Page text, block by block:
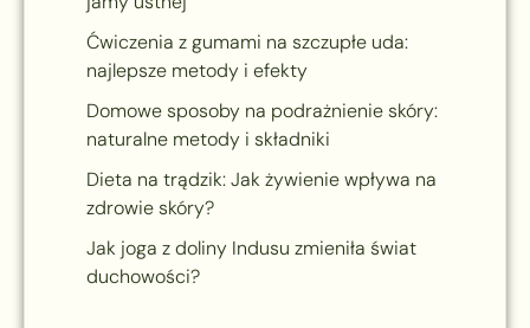
Ćwiczenia z gumami na szczupłe uda:
najlepsze metody i efekty
Domowe sposoby na podrażnienie skóry:
naturalne metody i składniki
Dieta na trądzik: Jak żywienie wpływa na
zdrowie skóry?
Jak joga z doliny Indusu zmieniła świat
duchowości?